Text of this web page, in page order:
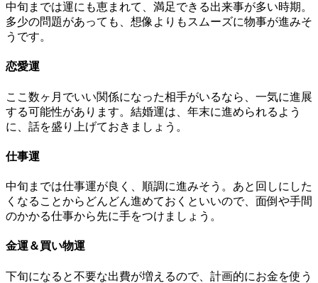
中旬までは運にも恵まれて、満足できる出来事が多い時期。
多少の問題があっても、想像よりもスムーズに物事が進みそ
うです。
恋愛運
ここ数ヶ月でいい関係になった相手がいるなら、一気に進展
する可能性があります。結婚運は、年末に進められるよう
に、話を盛り上げておきましょう。
仕事運
中旬までは仕事運が良く、順調に進みそう。あと回しにした
くなることからどんどん進めておくといいので、面倒や手間
のかかる仕事から先に手をつけましょう。
金運＆買い物運
下旬になると不要な出費が増えるので、計画的にお金を使う